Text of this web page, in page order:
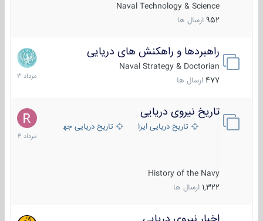
Naval Technology & Science
952 ارسال ها
راهبردها و راهکنش های دریایی
Naval Strategy & Doctorian
477 ارسال ها
2
مرداد
1403
تاریخ نیروی دریایی
تاریخ دریایی ایران تاریخ دریایی جهان
History of the Navy
1,322 ارسال ها
16
مرداد
1404